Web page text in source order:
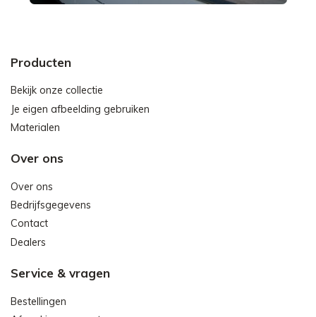
Producten
Bekijk onze collectie
Je eigen afbeelding gebruiken
Materialen
Over ons
Over ons
Bedrijfsgegevens
Contact
Dealers
Service & vragen
Bestellingen